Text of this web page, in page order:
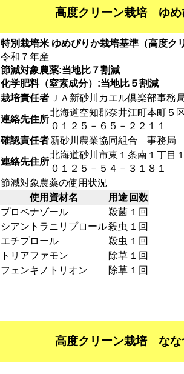
高度クリーン栽培 ゆめ
特別栽培米 ゆめぴりか栽培基準（高度ク
令和７年産
節減対象農薬:当地比７割減
化学肥料（窒素成分）:当地比５割減
栽培責任者 ＪＡ新砂川カエル倶楽部事務
連絡先住所
北海道空知郡奈井江町本町５
０１２５－６５－２２１１
確認責任者新砂川農業協同組合 事務局
連絡先住所
北海道砂川市東１条南１丁目
０１２５－５４－３１８１
節減対象農薬の使用状況
使用資材名
用途 回数
プロベナゾール
殺菌 １回
シアントラニリプロール殺虫 １回
エチプロール
殺虫 １回
トリアファモン
除草 １回
フェンキノトリオン
除草 １回
高度クリーン栽培 なな